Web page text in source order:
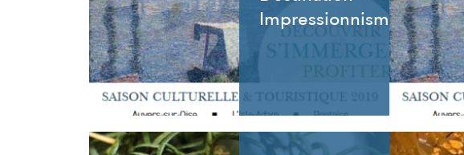
Impressionnisme